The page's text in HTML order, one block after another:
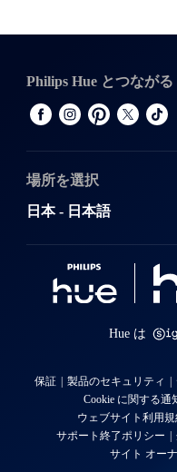
Philips Hue とつながる
場所を選択
日本 - 日本語
Hue は
保証 製品のセキュリティ
Cookie に関する通
ウェブサイト利用規
サポート終了ポリシー
サイト オー